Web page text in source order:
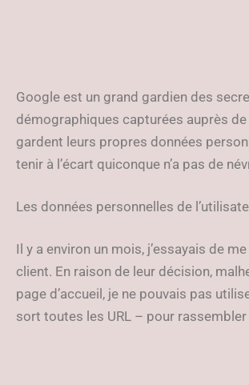
Google est un grand gardien des
démographiques capturées auprès
gardent leurs propres données
tenir à l’écart quiconque n’a pas de
Les données personnelles de
Il y a environ un mois, j’essayais de
client. En raison de leur décision,
page d’accueil, je ne pouvais pas
sort toutes les URL – pour rassembler